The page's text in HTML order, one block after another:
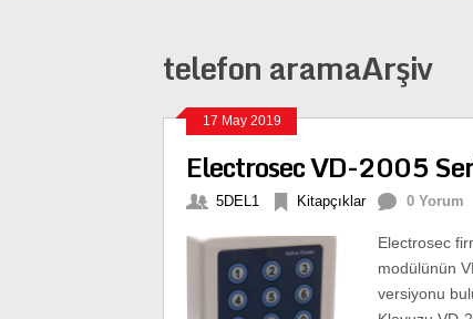
telefon aramaArşiv
17 May 2019
Electrosec VD-2005
5DEL1 Kitapçıklar 0 Yorum
Electrosec
modülünün
versiyonu